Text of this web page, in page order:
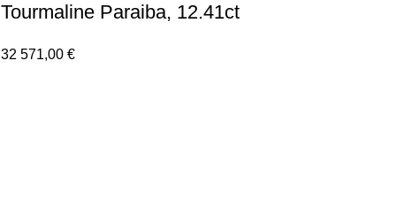
Tourmaline Paraiba, 12.41ct
32 571,00 €